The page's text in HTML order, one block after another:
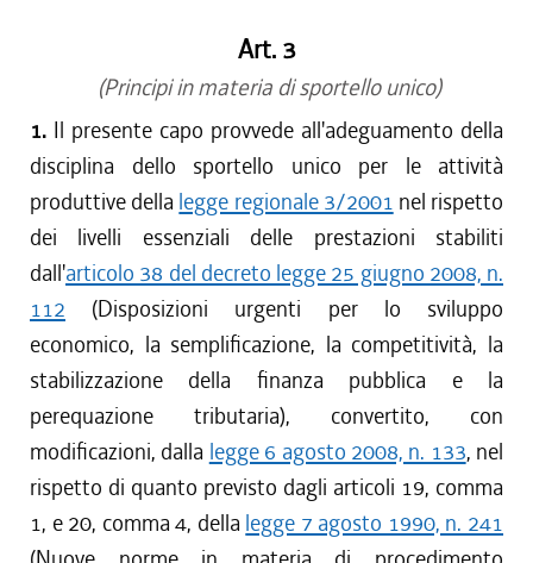
Art. 3
(Principi in materia di sportello unico)
1. Il presente capo provvede all'adeguamento della
disciplina dello sportello unico per le attività
produttive della legge regionale 3/2001 nel rispetto
dei livelli essenziali delle prestazioni stabiliti
dall'articolo 38 del decreto legge 25 giugno 2008, n.
112 (Disposizioni urgenti per lo sviluppo
economico, la semplificazione, la competitività, la
stabilizzazione della finanza pubblica e la
perequazione tributaria), convertito, con
modificazioni, dalla legge 6 agosto 2008, n. 133, nel
rispetto di quanto previsto dagli articoli 19, comma
1, e 20, comma 4, della legge 7 agosto 1990, n. 241